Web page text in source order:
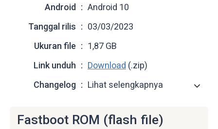
Android
Android 10
Tanggal rilis
03/03/2023
Ukuran file
1,87 GB
Link unduh
Download (.zip)
Changelog
Lihat selengkapnya
Fastboot ROM (flash file)